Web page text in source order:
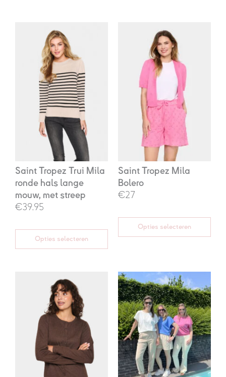
Saint Tropez Trui Mila
ronde hals lange
mouw, met streep
€39.95
Opties selecteren
Saint Tropez Mila
Bolero
€27
€44,95.
€27,00.
Opties selecteren